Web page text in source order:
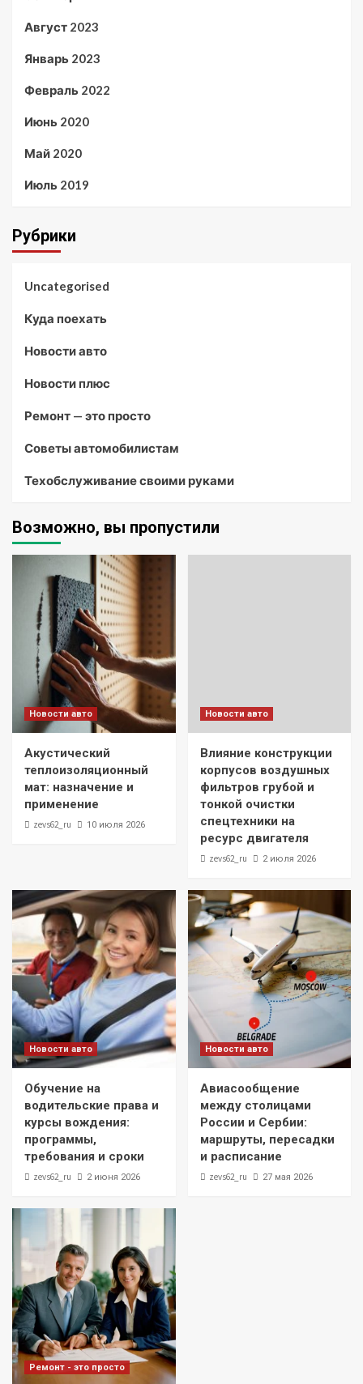
Август 2023
Январь 2023
Февраль 2022
Июнь 2020
Май 2020
Июль 2019
Рубрики
Uncategorised
Куда поехать
Новости авто
Новости плюс
Ремонт — это просто
Советы автомобилистам
Техобслуживание своими руками
Возможно, вы пропустили
Новости авто
Акустический
теплоизоляционный
мат: назначение и
применение
zevs62_ru 10 июля 2026
Новости авто
Влияние конструкции
корпусов воздушных
фильтров грубой и
тонкой очистки
спецтехники на
ресурс двигателя
zevs62_ru 2 июля 2026
Новости авто
Обучение на
водительские права и
курсы вождения:
программы,
требования и сроки
zevs62_ru 2 июня 2026
Новости авто
Авиасообщение
между столицами
России и Сербии:
маршруты, пересадки
и расписание
zevs62_ru 27 мая 2026
Ремонт - это просто